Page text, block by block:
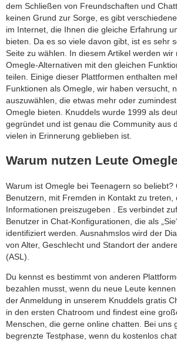
dem Schließen von Freundschaften und
keinen Grund zur Sorge, es gibt
im Internet, die Ihnen die gleiche Erfahrung
bieten. Da es so viele davon gibt, ist es sehr
Seite zu wählen. In diesem Artikel werden wir
Omegle-Alternativen mit den gleichen
teilen. Einige dieser Plattformen enthalten
Funktionen als Omegle, wir haben versucht,
auszuwählen, die etwas mehr oder
Omegle bieten. Knuddels wurde 1999 als
gegründet und ist genau die Community aus
vielen in Erinnerung geblieben ist.
Warum nutzen Leute
Warum ist Omegle bei Teenagern so
Benutzern, mit Fremden in Kontakt zu treten,
Informationen preiszugeben . Es verbindet
Benutzer in Chat-Konfigurationen, die als
identifiziert werden. Ausnahmslos wird der
von Alter, Geschlecht und Standort der
(ASL).
Du kennst es bestimmt von anderen
bezahlen musst, wenn du neue Leute
der Anmeldung in unserem Knuddels gratis
in den ersten Chatroom und findest eine
Menschen, die gerne online chatten. Bei uns
begrenzte Testphase, wenn du kostenlos